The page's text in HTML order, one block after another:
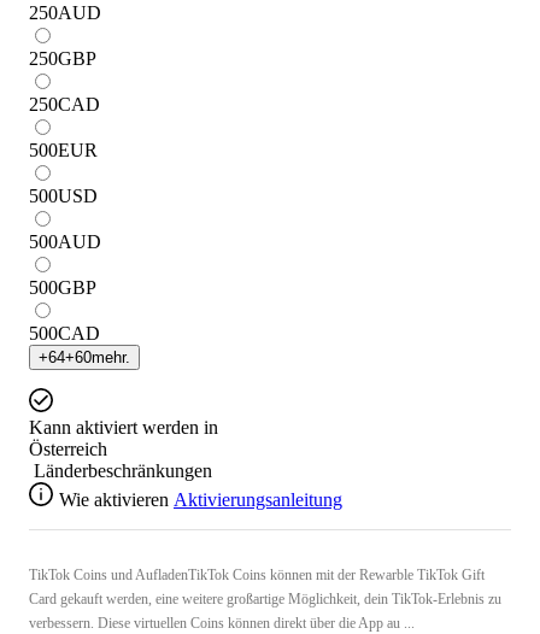
250AUD
250GBP
250CAD
500EUR
500USD
500AUD
500GBP
500CAD
+64+60mehr.
Kann aktiviert werden in
Österreich
Länderbeschränkungen
Wie aktivieren Aktivierungsanleitung
TikTok Coins und AufladenTikTok Coins können mit der Rewarble TikTok Gift
Card gekauft werden, eine weitere großartige Möglichkeit, dein TikTok-Erlebnis zu
verbessern. Diese virtuellen Coins können direkt über die App au ...